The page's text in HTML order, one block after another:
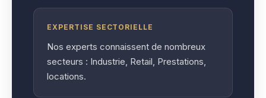
EXPERTISE SECTORIELLE
Nos experts connaissent de nombreux
secteurs : Industrie, Retail, Prestations,
locations.